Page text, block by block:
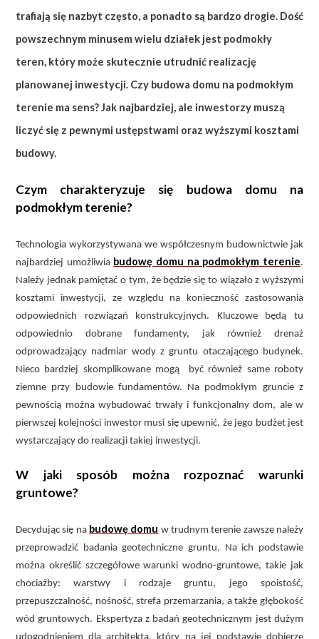
trafiają się nazbyt często, a ponadto są bardzo drogie. Dość
powszechnym minusem wielu działek jest podmokły
teren, który może skutecznie utrudnić realizację
planowanej inwestycji. Czy budowa domu na podmokłym
terenie ma sens? Jak najbardziej, ale inwestorzy muszą
liczyć się z pewnymi ustępstwami oraz wyższymi kosztami
budowy.
Czym charakteryzuje się budowa domu na
podmokłym terenie?
Technologia wykorzystywana we współczesnym budownictwie jak
najbardziej umożliwia budowę domu na podmokłym terenie.
Należy jednak pamiętać o tym, że będzie się to wiązało z wyższymi
kosztami inwestycji, ze względu na konieczność zastosowania
odpowiednich rozwiązań konstrukcyjnych. Kluczowe będą tu
odpowiednio dobrane fundamenty, jak również drenaż
odprowadzający nadmiar wody z gruntu otaczającego budynek.
Nieco bardziej skomplikowane mogą być również same roboty
ziemne przy budowie fundamentów. Na podmokłym gruncie z
pewnością można wybudować trwały i funkcjonalny dom, ale w
pierwszej kolejności inwestor musi się upewnić, że jego budżet jest
wystarczający do realizacji takiej inwestycji.
W jaki sposób można rozpoznać warunki
gruntowe?
Decydując się na budowę domu w trudnym terenie zawsze należy
przeprowadzić badania geotechniczne gruntu. Na ich podstawie
można określić szczegółowe warunki wodno-gruntowe, takie jak
chociażby: warstwy i rodzaje gruntu, jego spoistość,
przepuszczalność, nośność, strefa przemarzania, a także głębokość
wód gruntowych. Ekspertyza z badań geotechnicznym jest dużym